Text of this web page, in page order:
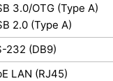
3.0/OTG (Type A)
2.0 (Type A)
232 (DB9)
LAN (RJ45)